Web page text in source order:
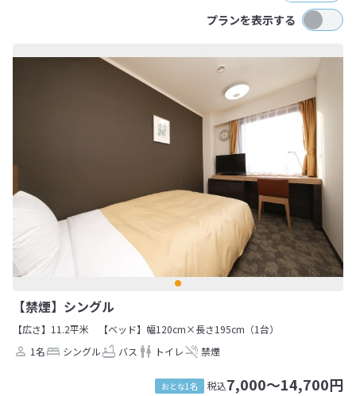
プランを表示する
【禁煙】シングル
【広さ】11.2平米
【ベッド】幅120cm×長さ195cm（1台）
1名
シングル バス トイレ 禁煙
おとな1名 税込7,000～14,700円